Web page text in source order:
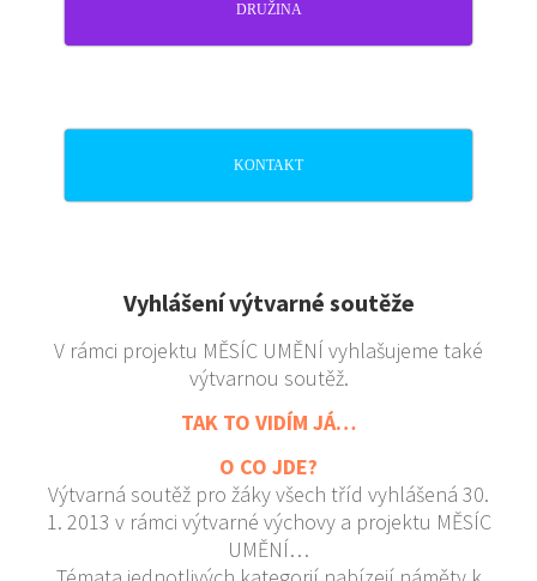
DRUŽINA
KONTAKT
Vyhlášení výtvarné soutěže
V rámci projektu MĚSÍC UMĚNÍ vyhlašujeme také
výtvarnou soutěž.
TAK TO VIDÍM JÁ…
O CO JDE?
Výtvarná soutěž pro žáky všech tříd vyhlášená 30.
1. 2013 v rámci výtvarné výchovy a projektu MĚSÍC
UMĚNÍ…